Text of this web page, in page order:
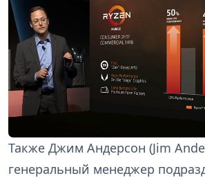
Также Джим Андерсон (Jim
генеральный менеджер